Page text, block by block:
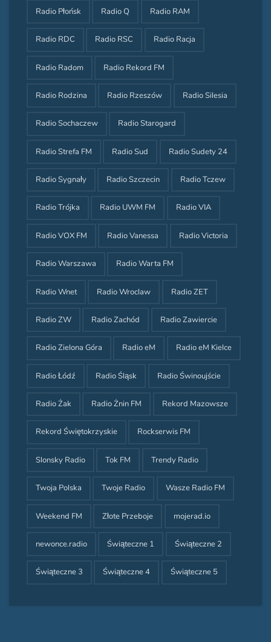
Radio Płońsk Radio Q Radio RAM
Radio RDC Radio RSC Radio Racja
Radio Radom Radio Rekord FM
Radio Rodzina Radio Rzeszów Radio Silesia
Radio Sochaczew Radio Starogard
Radio Strefa FM Radio Sud Radio Sudety 24
Radio Sygnały Radio Szczecin Radio Tczew
Radio Trójka Radio UWM FM Radio VIA
Radio VOX FM Radio Vanessa Radio Victoria
Radio Warszawa Radio Warta FM
Radio Wnet Radio Wroclaw Radio ZET
Radio ZW Radio Zachód Radio Zawiercie
Radio Zielona Góra Radio eM Radio eM Kielce
Radio Łódź Radio Śląsk Radio Świnoujście
Radio Żak Radio Żnin FM Rekord Mazowsze
Rekord Świętokrzyskie Rockserwis FM
Slonsky Radio Tok FM Trendy Radio
Twoja Polska Twoje Radio Wasze Radio FM
Weekend FM Złote Przeboje mojerad.io
newonce.radio Świąteczne 1 Świąteczne 2
Świąteczne 3 Świąteczne 4 Świąteczne 5